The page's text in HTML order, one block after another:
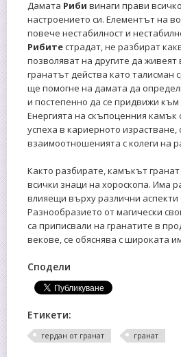
Дамата Риби винаги прави
настроението си. Елементът на
повече нестабилност и
Рибитестрадат, не разбират
позволяват на другите да
гранатът действа като талисман
ще помогне на дамата да
и постепенно да се придвижи към
Енергията на скъпоценния
успеха в кариерното израстване,
взаимоотношенията с колеги на
Както разбирате, камъкът
всички знаци на хороскопа. Има
влияещи върху различни
Разнообразието от магически
са приписвали на гранатите в
векове, се обяснява с широката
Сподели
Етикети:
гердан от гранат гранат